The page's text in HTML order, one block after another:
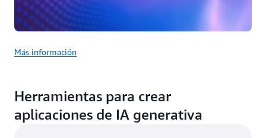
Más información
Herramientas para crear
aplicaciones de IA generativa